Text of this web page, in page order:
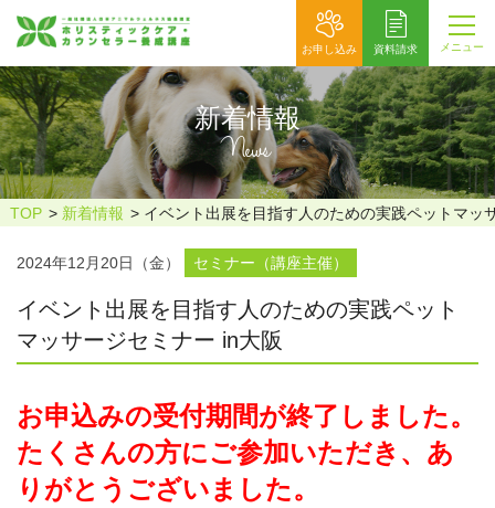
お申し込み 資料請求 メニュー
新着情報
News
TOP 新着情報 イベント出展を目指す人のための実践ペットマッ
2024年12月20日（金） セミナー（講座主催）
イベント出展を目指す人のための実践ペット
マッサージセミナー in大阪
お申込みの受付期間が終了しました。
たくさんの方にご参加いただき、あ
りがとうございました。